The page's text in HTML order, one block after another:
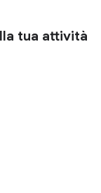
tua attività